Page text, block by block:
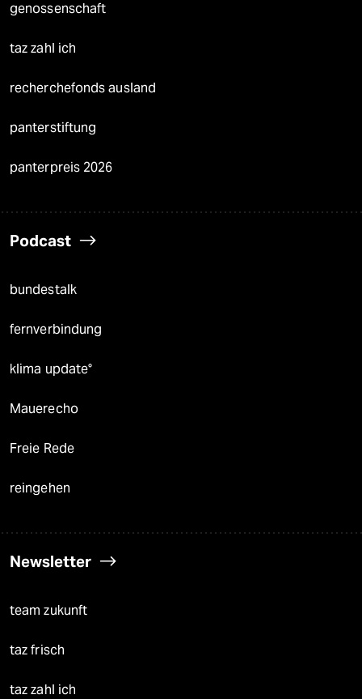
genossenschaft
taz zahl ich
recherchefonds ausland
panterstiftung
panterpreis 2026
Podcast
bundestalk
fernverbindung
klima update°
Mauerecho
Freie Rede
reingehen
Newsletter
team zukunft
taz frisch
taz zahl ich